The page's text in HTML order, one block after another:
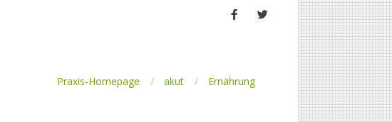
Praxis-Homepage akut Ernährung